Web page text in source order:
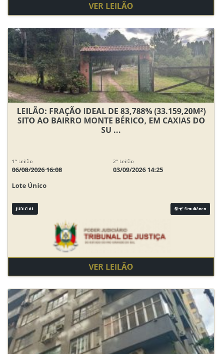
VER LEILÃO
LEILÃO: FRAÇÃO IDEAL DE 83,788% (33.159,20M²)
SITO AO BAIRRO MONTE BÉRICO, EM CAXIAS DO
SU ...
1° Leilão
06/08/2026 16:08
2° Leilão
03/09/2026 14:25
Lote Único
JUDICIAL Simultâneo
VER LEILÃO